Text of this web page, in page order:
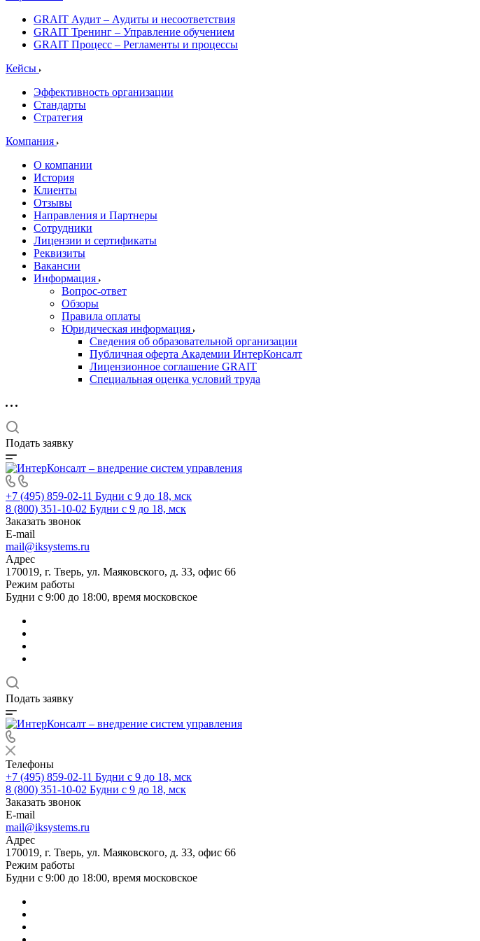
GRAIT Аудит – Аудиты и несоответствия
GRAIT Тренинг – Управление обучением
GRAIT Процесс – Регламенты и процессы
Кейсы
Эффективность организации
Стандарты
Стратегия
Компания
О компании
История
Клиенты
Отзывы
Направления и Партнеры
Сотрудники
Лицензии и сертификаты
Реквизиты
Вакансии
Информация
Вопрос-ответ
Обзоры
Правила оплаты
Юридическая информация
Сведения об образовательной организации
Публичная оферта Академии ИнтерКонсалт
Лицензионное соглашение GRAIT
Специальная оценка условий труда
Подать заявку
+7 (495) 859-02-11 Будни с 9 до 18, мск
8 (800) 351-10-02 Будни с 9 до 18, мск
Заказать звонок
E-mail
mail@iksystems.ru
Адрес
170019, г. Тверь, ул. Маяковского, д. 33, офис 66
Режим работы
Будни с 9:00 до 18:00, время московское
Подать заявку
Телефоны
+7 (495) 859-02-11 Будни с 9 до 18, мск
8 (800) 351-10-02 Будни с 9 до 18, мск
Заказать звонок
E-mail
mail@iksystems.ru
Адрес
170019, г. Тверь, ул. Маяковского, д. 33, офис 66
Режим работы
Будни с 9:00 до 18:00, время московское